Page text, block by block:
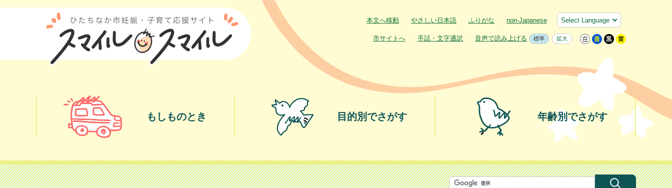
本文へ移動 やさしい日本語 ふりがな non-Japanese
市サイトへ 手話・文字通訳 音声で読み上げる 標準 拡大
もしものとき 目的別でさがす 年齢別でさがす